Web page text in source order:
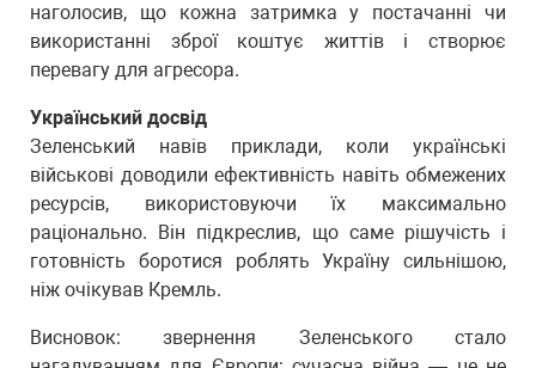
наголосив, що кожна затримка у постачанні чи
використанні зброї коштує життів і створює
перевагу для агресора.
Український досвід
Зеленський навів приклади, коли українські
військові доводили ефективність навіть обмежених
ресурсів, використовуючи їх максимально
раціонально. Він підкреслив, що саме рішучість і
готовність боротися роблять Україну сильнішою,
ніж очікував Кремль.
Висновок: звернення Зеленського стало